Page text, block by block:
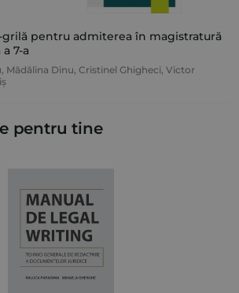
pentru admiterea în magistratură
7-a
, Mădălina Dinu, Cristinel Ghigheci, Victor
pentru tine